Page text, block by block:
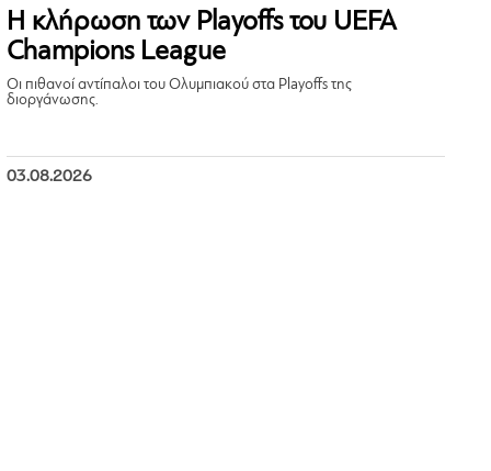
Η κλήρωση των Playoffs του UEFA
Champions League
Οι πιθανοί αντίπαλοι του Ολυμπιακού στα Playoffs της
διοργάνωσης.
03.08.2026